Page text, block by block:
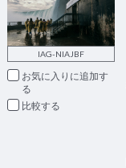
IAG-NIAJBF
お気に入りに追加
比較